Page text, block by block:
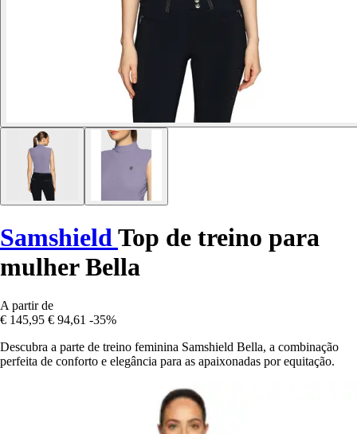
Samshield Top de treino para
mulher Bella
A partir de
€ 145,95 € 94,61 -35%
Descubra a parte de treino feminina Samshield Bella, a combinação
perfeita de conforto e elegância para as apaixonadas por equitação.